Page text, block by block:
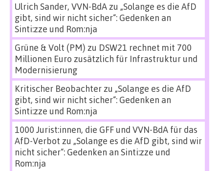
Ulrich Sander, VVN-BdAzu „Solange es die AfD
gibt, sind wir nicht sicher“: Gedenken an
Sinti:zze und Rom:nja
Grüne & Volt (PM) zu DSW21 rechnet mit 700
Millionen Euro zusätzlich für Infrastruktur und
Modernisierung
Kritischer Beobachterzu „Solange es die AfD
gibt, sind wir nicht sicher“: Gedenken an
Sinti:zze und Rom:nja
1000 Jurist:innen, die GFF und VVN-BdA für das
AfD-Verbot zu „Solange es die AfD gibt, sind wir
nicht sicher“: Gedenken an Sinti:zze und
Rom:nja